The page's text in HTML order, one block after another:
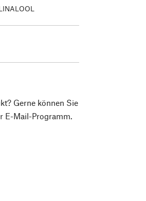
Gerne können Sie
E-Mail-Programm.